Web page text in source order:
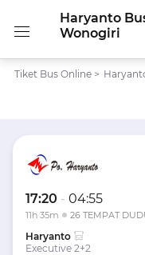
Haryanto
Wonogiri
Tiket Bus Online >
17:20 - 04:55
11h 35m 26 TEMPAT
Haryanto
Executive 2+2